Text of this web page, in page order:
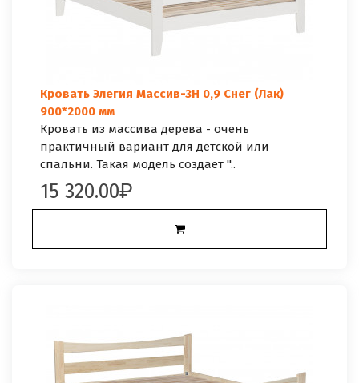
Кровать Элегия Массив-3Н 0,9 Снег (Лак)
900*2000 мм
Кровать из массива дерева - очень
практичный вариант для детской или
спальни. Такая модель создает "..
15 320.00